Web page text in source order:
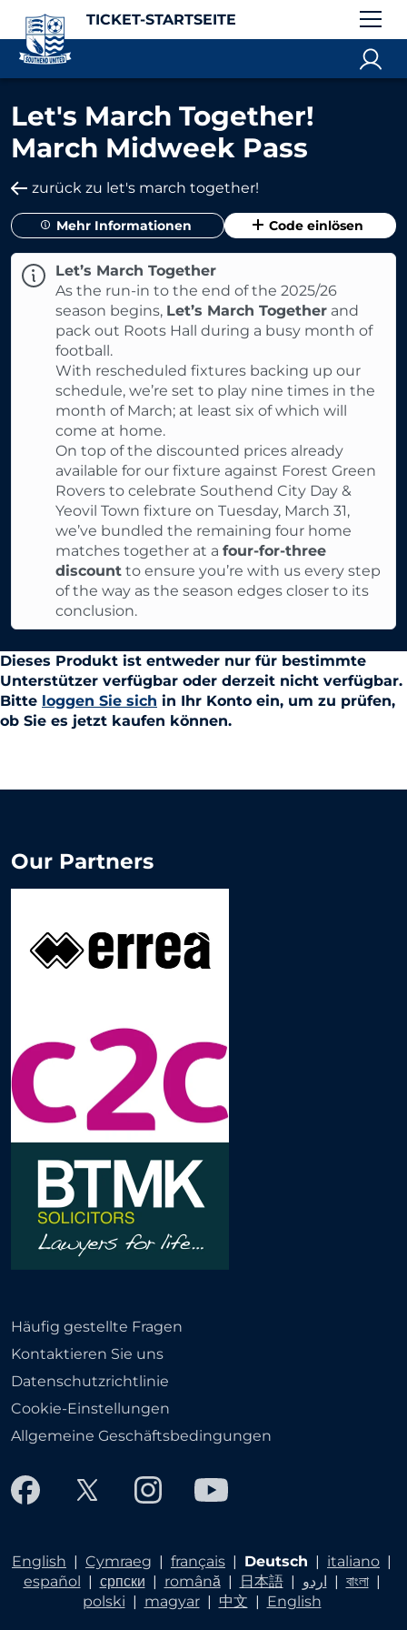
TICKET-STARTSEITE
Let's March Together!
March Midweek Pass
zurück zu let's march together!
Mehr Informationen Code einlösen
Let’s March Together
As the run-in to the end of the 2025/26
season begins, Let’s March Together and
pack out Roots Hall during a busy month of
football.
With rescheduled fixtures backing up our
schedule, we’re set to play nine times in the
month of March; at least six of which will
come at home.
On top of the discounted prices already
available for our fixture against Forest Green
Rovers to celebrate Southend City Day &
Yeovil Town fixture on Tuesday, March 31,
we’ve bundled the remaining four home
matches together at a four-for-three
discount to ensure you’re with us every step
of the way as the season edges closer to its
conclusion.
Dieses Produkt ist entweder nur für bestimmte
Unterstützer verfügbar oder derzeit nicht verfügbar.
Bitte loggen Sie sich in Ihr Konto ein, um zu prüfen,
ob Sie es jetzt kaufen können.
Häufig gestellte Fragen
Kontaktieren Sie uns
Datenschutzrichtlinie
Cookie-Einstellungen
Allgemeine Geschäftsbedingungen
Our Partners
English | Cymraeg | français | Deutsch | italiano |
español | српски | română| 日本語| اردو | বাংলা|
polski | magyar| 中文 | English